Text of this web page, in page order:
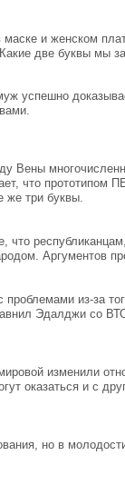
и женском
две буквы мы
успешно
Вены
что
три буквы.
что
Аргументов
из-за
Эдалджи со
изменили
оказаться и с
но в